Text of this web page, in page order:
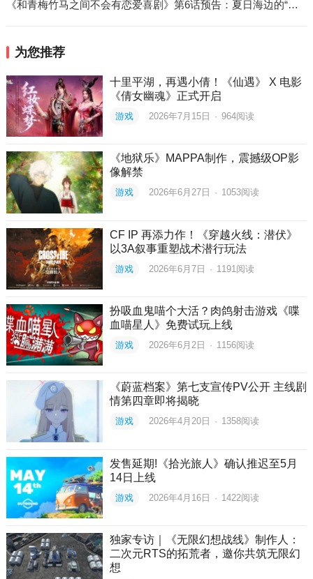
《和青梅竹马之间不会有恋爱喜剧》第6话预告：夏日海边的“心动”与“共度良宵”
为您推荐
十里平湖，再遇小倩！《仙遇》 X 电影
《倩女幽魂》正式开启
游戏 2026年7月15日 · 964阅读
《地狱乐》MAPPA制作，震撼级OP影
像解禁
游戏 2026年6月27日 · 1053阅读
CF IP 再添力作！《穿越火线：潜伏》
以3A叙事重塑战术潜行玩法
游戏 2026年6月7日 · 1191 阅读
扮吸血鬼喵个大活？肉鸽射击游戏《喋
血喵星人》免费试玩上线
游戏 2026年6月2日 · 1156阅读
《蔚蓝档案》第七支宣传PV公开 主线剧
情第四章即将揭晓
游戏 2026年4月20日 · 1358阅读
发售延期!《拾光旅人》确认推迟至5月
14日上线
游戏 2026年4月16日 · 1422阅读
独家专访｜《无限幻想战线》制作人：
二次元RTS的拓荒者，邀你共筑无限幻
想